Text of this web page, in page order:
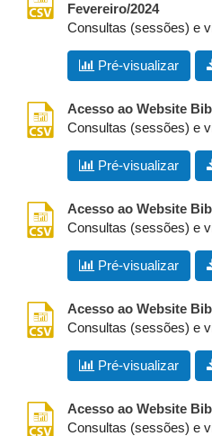
Fevereiro/2024
Consultas (sessões) e
Pré-visualizar
Acesso ao Website
csv
Consultas (sessões) e
Pré-visualizar
Acesso ao Website
csv
Consultas (sessões) e
Pré-visualizar
Acesso ao Website
csv
Consultas (sessões) e
Pré-visualizar
Acesso ao Website
csv
Consultas (sessões) e